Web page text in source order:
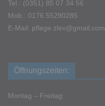
Tel.: (0351) 85 07 34 56
Mob.: 0176 55290285
E-Mail: pflege.zlev@gmail.com
Öffnungszeiten:
Montag – Freitag: